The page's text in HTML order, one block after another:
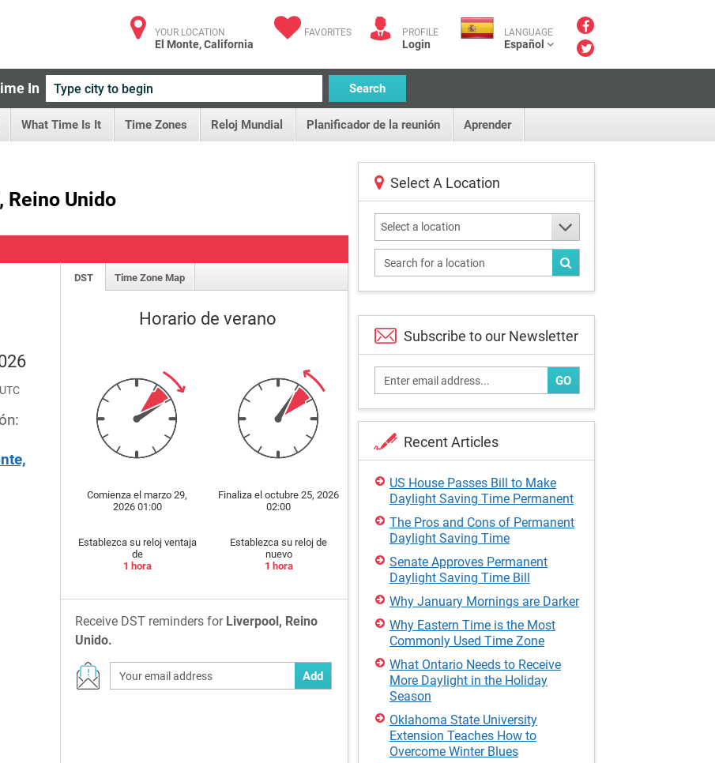
YOUR LOCATION
El Monte, California
FAVORITES PROFILE
Login
LANGUAGE
Español
In Search
What Time Is It Time Zones Reloj Mundial Planificador de la reunión Aprender
Reino Unido
DST Time Zone Map
Horario de verano
Comienza el marzo 29,
2026 01:00
Establezca su reloj ventaja
de
1 hora
Finaliza el octubre 25, 2026
02:00
Establezca su reloj de
nuevo
1 hora
Receive DST reminders for Liverpool, Reino
Unido.
Add
Select A Location
Select a location
Subscribe to our Newsletter
GO
Recent Articles
US House Passes Bill to Make
Daylight Saving Time Permanent
The Pros and Cons of Permanent
Daylight Saving Time
Senate Approves Permanent
Daylight Saving Time Bill
Why January Mornings are Darker
Why Eastern Time is the Most
Commonly Used Time Zone
What Ontario Needs to Receive
More Daylight in the Holiday
Season
Oklahoma State University
Extension Teaches How to
Overcome Winter Blues